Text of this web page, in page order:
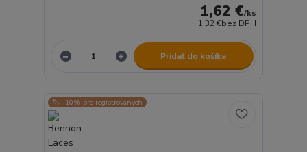
1,62 €/ks
1,32 €bez DPH
Pridať do košíka
🏷️ -10% pre registrovaných